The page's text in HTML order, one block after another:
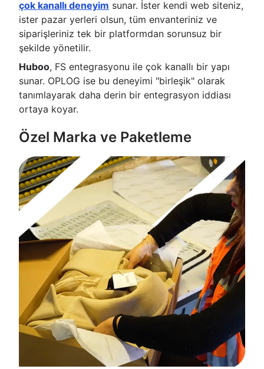
çok kanallı deneyim sunar. İster kendi web siteniz,
ister pazar yerleri olsun, tüm envanteriniz ve
siparişleriniz tek bir platformdan sorunsuz bir
şekilde yönetilir.
Huboo, FS entegrasyonu ile çok kanallı bir yapı
sunar. OPLOG ise bu deneyimi "birleşik" olarak
tanımlayarak daha derin bir entegrasyon iddiası
ortaya koyar.
Özel Marka ve Paketleme